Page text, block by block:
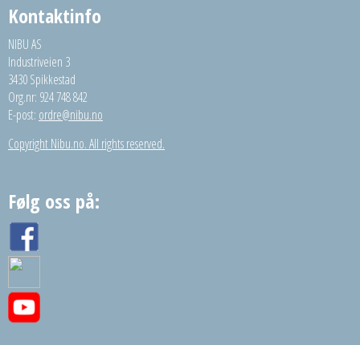
Kontaktinfo
NIBU AS
Industriveien 3
3430 Spikkestad
Org.nr: 924 748 842
E-post: ordre@nibu.no
Copyright Nibu.no. All rights reserved.
Følg oss på: